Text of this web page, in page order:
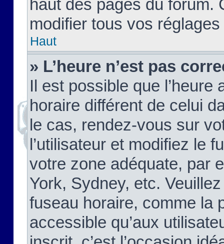
haut des pages du forum.
modifier tous vos
Haut
» L’heure n’est pas
Il est possible que
horaire différent de celui
le cas, rendez-vous sur
l’utilisateur et modifiez le
votre zone adéquate, par
York, Sydney, etc.
fuseau horaire, comme la
accessible qu’aux